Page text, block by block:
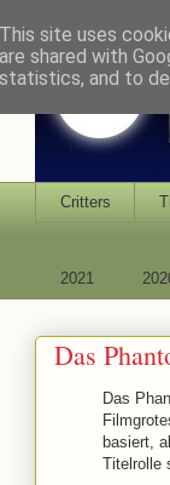
Critters
2021
Das
Das
basiert,
Titelrolle
This site uses
are shared with
statistics, and to